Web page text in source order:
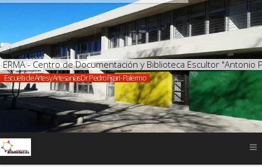
ERMA - Centro de Documentación y Biblioteca Escultor "Antonio
Escuela de Artes y Artesanías Dr. Pedro Figari - Palermo